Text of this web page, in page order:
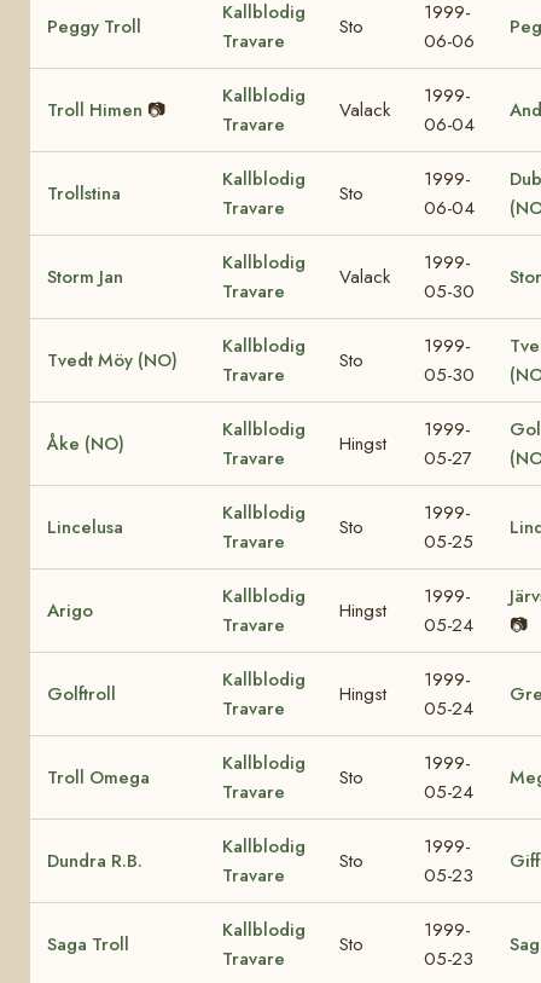
Peggy Troll
Kallblodig
Travare
Sto
1999-
06-06
Troll Himen 📷
Kallblodig
Travare
Valack
1999-
06-04
Trollstina
Kallblodig
Travare
Sto
1999-
06-04
Storm Jan
Kallblodig
Travare
Valack
1999-
05-30
Tvedt Möy (NO)
Kallblodig
Travare
Sto
1999-
05-30
Åke (NO)
Kallblodig
Travare
Hingst
1999-
05-27
Lincelusa
Kallblodig
Travare
Sto
1999-
05-25
Arigo
Kallblodig
Travare
Hingst
1999-
05-24
📷
Golftroll
Kallblodig
Travare
Hingst
1999-
05-24
Troll Omega
Kallblodig
Travare
Sto
1999-
05-24
Dundra R.B.
Kallblodig
Travare
Sto
1999-
05-23
Saga Troll
Kallblodig
Travare
Sto
1999-
05-23